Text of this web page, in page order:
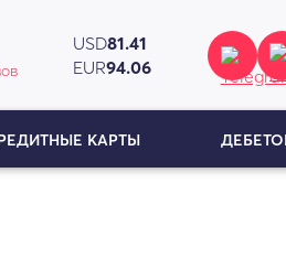
USD81.41
EUR94.06
КАРТЫ